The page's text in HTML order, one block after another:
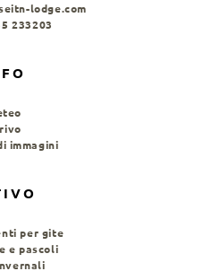
lodge.com
233203
immagini
per gite
e pascoli